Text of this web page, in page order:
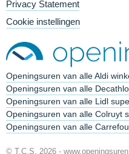
Privacy Statement
Cookie instellingen
Openingsuren van alle Aldi
Openingsuren van alle
Openingsuren van alle Lidl
Openingsuren van alle Colruyt
Openingsuren van alle
© T.C.S. 2026 -